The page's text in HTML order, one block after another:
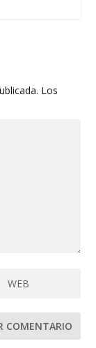
Los